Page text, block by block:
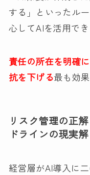
する」といったル
心してAIを活用でき
責任の所在を明確
抗を下げる最も効
リスク管理の正
ドラインの現実解
経営層がAI導入に